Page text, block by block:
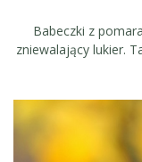
Babeczki z
zniewalający lukier.